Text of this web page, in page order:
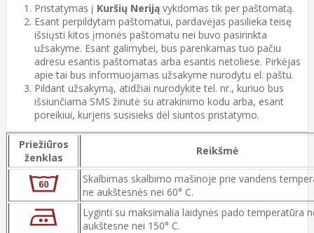
Pristatymas į Kuršių Neriją vykdomas tik per paštomatą.
Esant perpildytam paštomatui, pardavėjas pasilieka teisę
išsiųsti kitos įmonės paštomatu nei buvo pasirinkta
užsakyme. Esant galimybei, bus parenkamas tuo pačiu
adresu esantis paštomatas arba esantis netoliese. Pirkėjas
apie tai bus informuojamas užsakyme nurodytu el. paštu.
Pildant užsakymą, atidžiai nurodykite tel. nr., kuriuo bus
išsiunčiama SMS žinutė su atrakinimo kodu arba, esant
poreikiui, kurjeris susisieks dėl siuntos pristatymo.
Priežiūros
ženklas
Reikšmė
Skalbimas skalbimo mašinoje prie vandens
ne aukštesnės nei 60° C.
Lyginti su maksimalia laidynės pado temperatūra
aukštesne nei 150° C.